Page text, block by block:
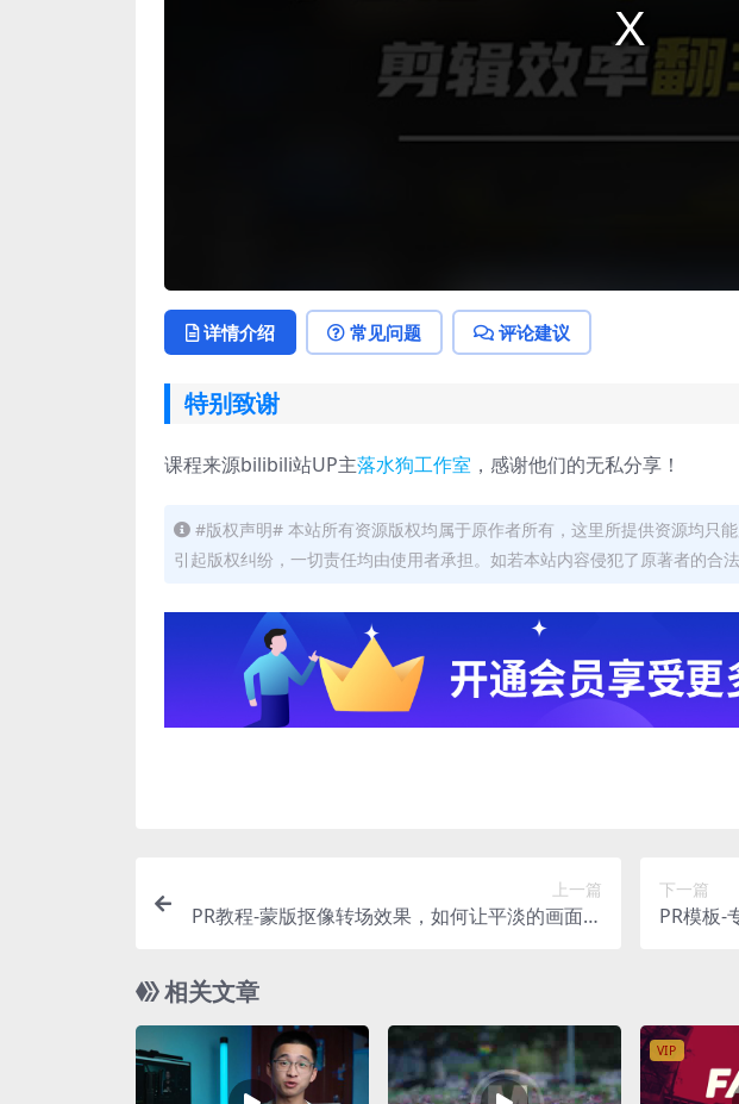
详情介绍 常见问题 评论建议
特别致谢
课程来源bilibili站UP主落水狗工作室 ，感谢他们的无私分享！
#版权声明# 本站所有资源版权均属于原作者所有，这里所提供资源均只
引起版权纠纷，一切责任均由使用者承担。如若本站内容侵犯了原著者的合
上一篇
PR教程-蒙版抠像转场效果，如何让平淡的画面变
下一篇
PR模板-
相关文章
VIP